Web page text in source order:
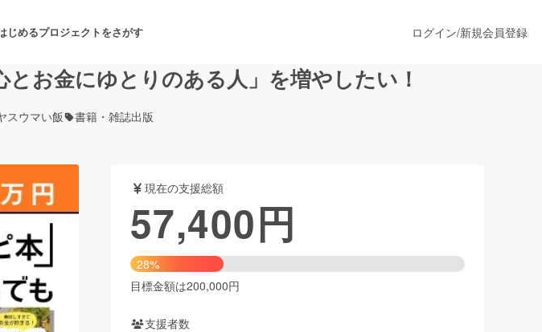
じめるプロジェクトをさがす
舞台・パフォーマンス
ファッション
ビューティー・ヘルスケア
ログイン/新規会員登録
お金にゆとりのある人」を増やしたい！
スウマい飯 書籍・雑誌出版
現在の支援総額
57,400円
28%
目標金額は200,000円
支援者数